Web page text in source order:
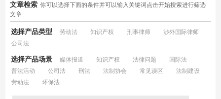
文章检索 你可以选择下面的条件并可以输入关键词点击开始搜索进行筛选
文章
选择产品类型 劳动法 知识产权 刑事律师
涉外国际律师
公司法
选择产品场景 媒体报道 知识产权 法律问题
国际法
普法活动
公司法 刑法 法制协会 常见误区
法制建设
劳动法
环保法